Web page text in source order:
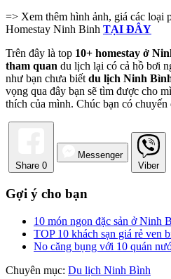
=> Xem thêm hình ảnh, giá các loại
Homestay Ninh Binh TẠI ĐÂY
Trên đây là top 10+ homestay ở
tham quan du lịch lại có cả hồ bơi
như bạn chưa biết du lịch Ninh
vọng qua đây bạn sẽ tìm được cho
thích của mình. Chúc bạn có
Share 0
Messenger
Viber
Gợi ý cho bạn
10 món ngon đặc sản ở Ninh
TOP 10 khách sạn giá rẻ
No căng bụng với 10 quán
Chuyên mục: Du lịch Ninh Bình